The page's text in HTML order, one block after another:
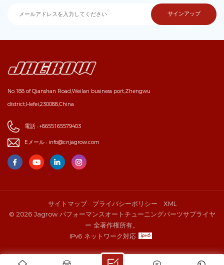
No.188 of Qianshan Road,Weilan business port,Zhengwu
district,Hefei,230088,China
電話 : +8655165579403
Eメール : info@cnjagrow.com
サイトマップ プライバシーポリシー
XML
© 2026 Jagrow パフォーマンスオートチューニングパーツサプライヤ
ー 全著作権所有。
IPv6 ネットワーク対応